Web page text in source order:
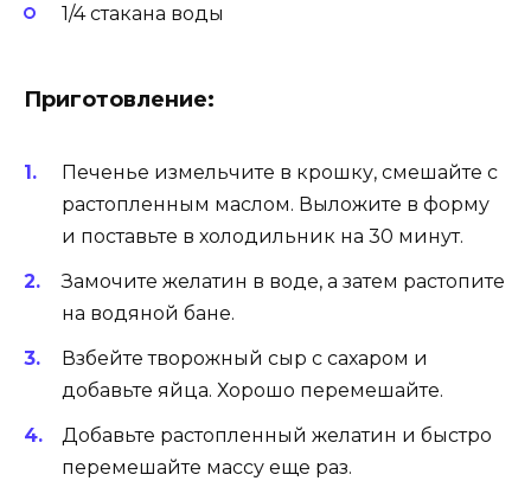
1/4 стакана воды
Приготовление:
Печенье измельчите в крошку, смешайте с
растопленным маслом. Выложите в форму
и поставьте в холодильник на 30 минут.
Замочите желатин в воде, а затем растопите
на водяной бане.
Взбейте творожный сыр с сахаром и
добавьте яйца. Хорошо перемешайте.
Добавьте растопленный желатин и быстро
перемешайте массу еще раз.